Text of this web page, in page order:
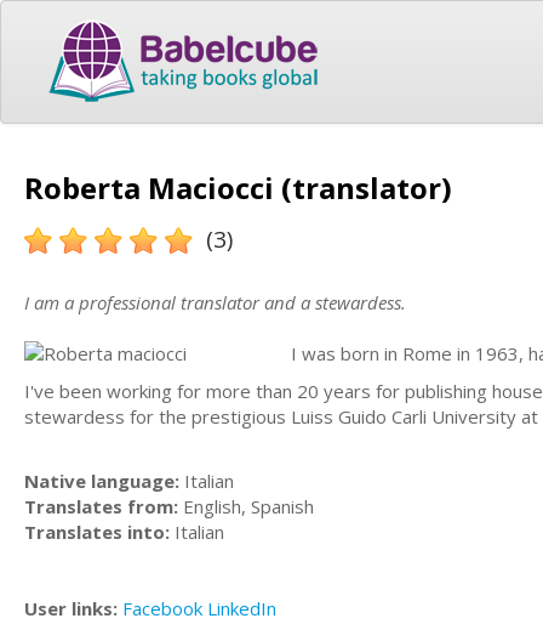
Roberta Maciocci (translator)
(3)
I am a professional translator and a stewardess.
I was born in Rome in 1963,
I've been working for more than 20 years for publishing
stewardess for the prestigious Luiss Guido Carli University
Native language: Italian
Translates from: English, Spanish
Translates into: Italian
User links: Facebook LinkedIn